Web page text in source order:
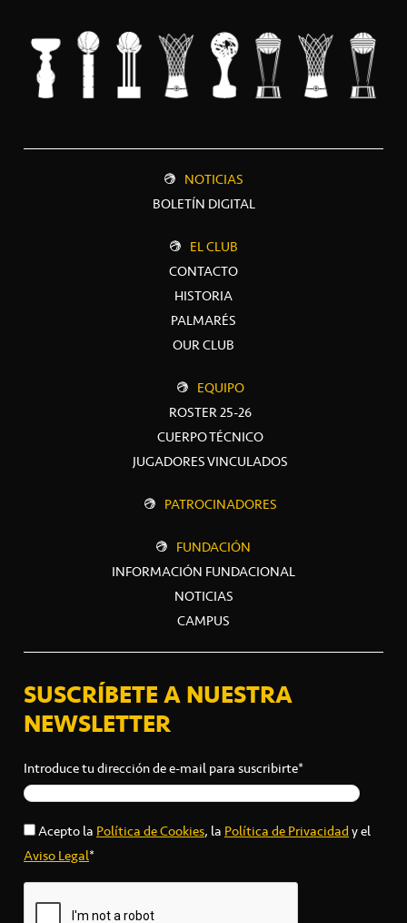
NOTICIAS
BOLETÍN DIGITAL
EL CLUB
CONTACTO
HISTORIA
PALMARÉS
OUR CLUB
EQUIPO
ROSTER 25-26
CUERPO TÉCNICO
JUGADORES VINCULADOS
PATROCINADORES
FUNDACIÓN
INFORMACIÓN FUNDACIONAL
NOTICIAS
CAMPUS
SUSCRÍBETE A NUESTRA
NEWSLETTER
Introduce tu dirección de e-mail para suscribirte*
Acepto laPolítica de Cookies, laPolítica de Privacidady el
Aviso Legal*